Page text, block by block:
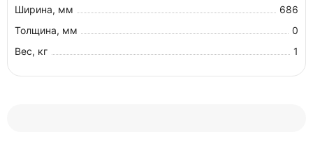
Ширина, мм
686
Толщина, мм
0
Вес, кг
1